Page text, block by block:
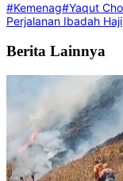
#Kemenag#Yaqut
Perjalanan Ibadah Haji
Berita Lainnya